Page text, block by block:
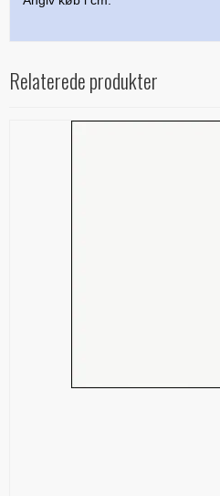
Relaterede produkter